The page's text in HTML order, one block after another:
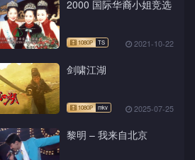
2000 国际华裔小姐竞选
2021-10-22
剑啸江湖
2025-07-25
黎明 – 我来自北京